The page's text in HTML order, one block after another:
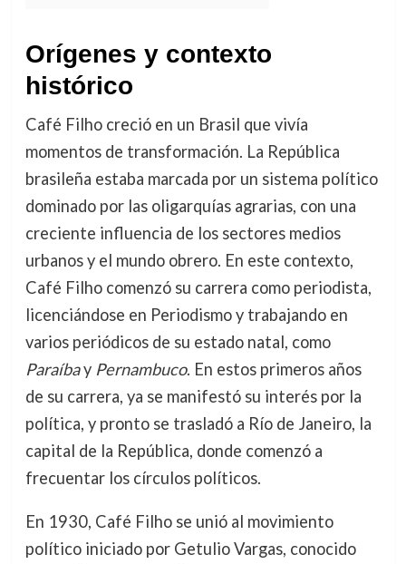
Orígenes y contexto
histórico
Café Filho creció en un Brasil que vivía
momentos de transformación. La República
brasileña estaba marcada por un sistema político
dominado por las oligarquías agrarias, con una
creciente influencia de los sectores medios
urbanos y el mundo obrero. En este contexto,
Café Filho comenzó su carrera como periodista,
licenciándose en Periodismo y trabajando en
varios periódicos de su estado natal, como
Paraíbay Pernambuco. En estos primeros años
de su carrera, ya se manifestó su interés por la
política, y pronto se trasladó a Río de Janeiro, la
capital de la República, donde comenzó a
frecuentar los círculos políticos.
En 1930, Café Filho se unió al movimiento
político iniciado por Getulio Vargas, conocido